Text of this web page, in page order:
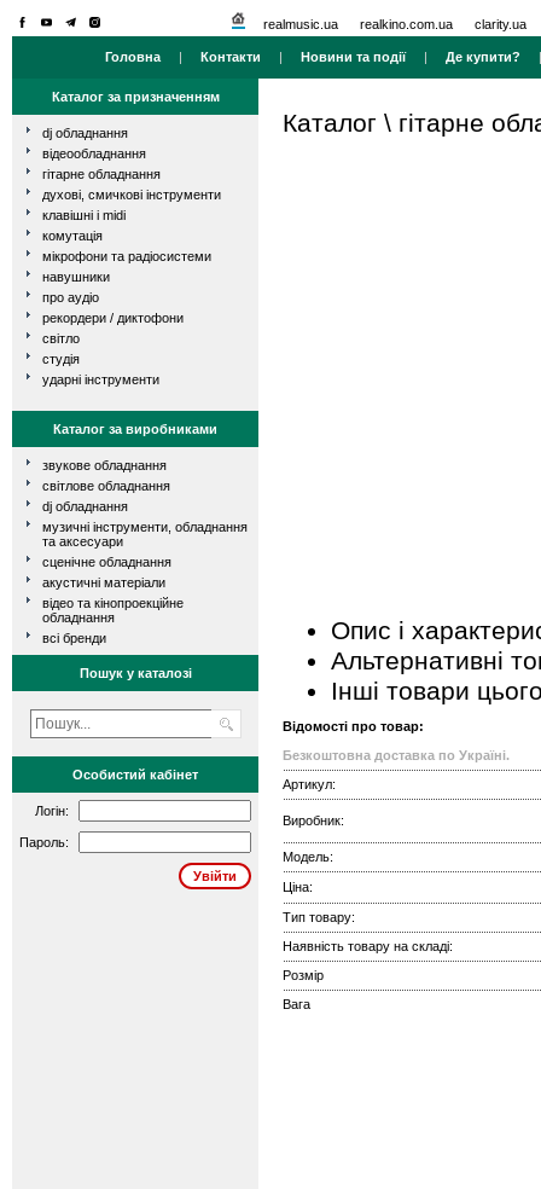
realmusic.ua realkino.com.ua clarity.ua
Головна | Контакти | Новини та події| Де купити?
Каталог за призначенням
dj обладнання
відеообладнання
гітарне обладнання
духові, смичкові інструменти
клавішні і midi
комутація
мікрофони та радіосистеми
навушники
про аудіо
рекордери / диктофони
світло
студія
ударні інструменти
Каталог за виробниками
звукове обладнання
світлове обладнання
dj обладнання
музичні інструменти, обладнання
та аксесуари
сценічне обладнання
акустичні матеріали
відео та кінопроекційне
обладнання
всі бренди
Пошук у каталозі
Особистий кабінет
Логін:
Пароль:
Каталог \ гітарне
Опис і
Альтернативні
Інші товари
Відомості про товар:
Безкоштовна доставка по Україні.
Артикул:
Виробник:
Модель:
Ціна:
Тип товару:
Наявність товару на складі:
Розмір
Вага